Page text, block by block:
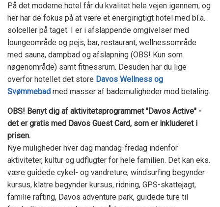
På det moderne hotel får du kvalitet hele vejen igennem, og
her har de fokus på at være et energirigtigt hotel med bl.a.
solceller på taget. I er i afslappende omgivelser med
loungeområde og pejs, bar, restaurant, wellnessområde
med sauna, dampbad og afslapning (OBS! Kun som
nøgenområde) samt fitnessrum. Desuden har du lige
overfor hotellet det store Davos Wellness og
Svømmebad med masser af bademuligheder mod betaling.
OBS! Benyt dig af aktivitetsprogrammet "Davos Active" -
det er gratis med Davos Guest Card, som er inkluderet i
prisen.
Nye muligheder hver dag mandag-fredag indenfor
aktiviteter, kultur og udflugter for hele familien. Det kan eks.
være guidede cykel- og vandreture, windsurfing begynder
kursus, klatre begynder kursus, ridning, GPS-skattejagt,
familie rafting, Davos adventure park, guidede ture til